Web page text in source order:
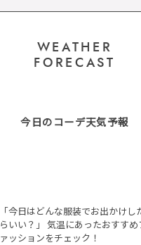
WEATHER
FORECAST
今日のコーデ天気予報
「今日はどんな服装でお出かけし
らいい？」 気温にあったおすすめ
ァッションをチェック！